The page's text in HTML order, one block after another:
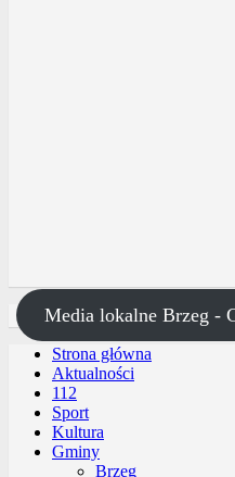
Media lokalne Brzeg -
Strona główna
Aktualności
112
Sport
Kultura
Gminy
Brzeg